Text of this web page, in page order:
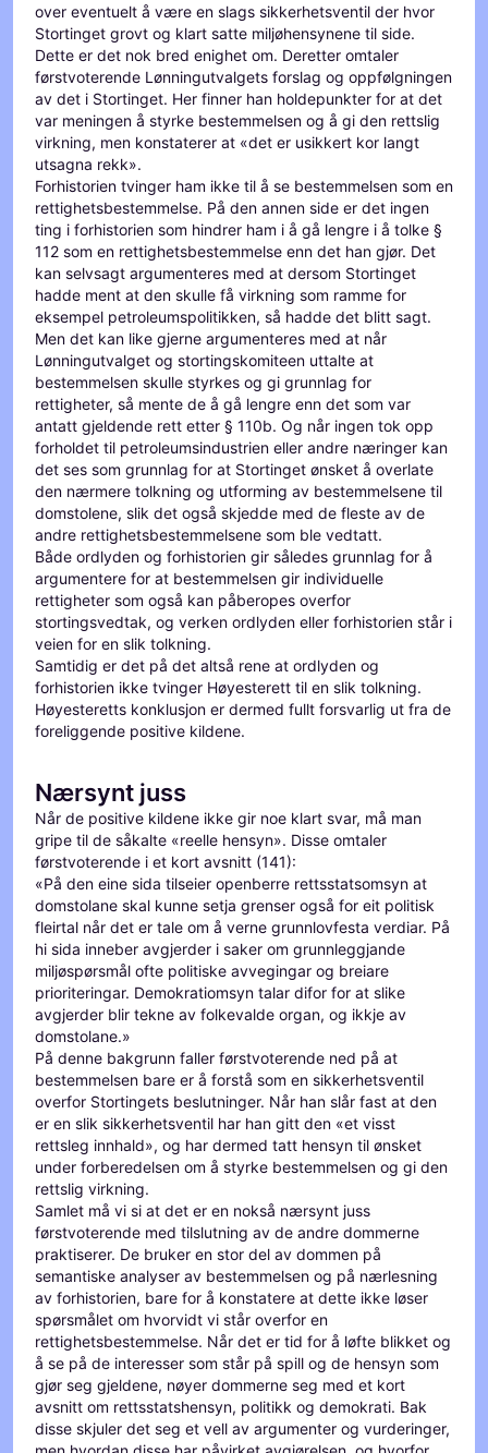
over eventuelt å være en slags sikkerhetsventil der hvor
Stortinget grovt og klart satte miljøhensynene til side.
Dette er det nok bred enighet om. Deretter omtaler
førstvoterende Lønningutvalgets forslag og oppfølgningen
av det i Stortinget. Her finner han holdepunkter for at det
var meningen å styrke bestemmelsen og å gi den rettslig
virkning, men konstaterer at «det er usikkert kor langt
utsagna rekk».
Forhistorien tvinger ham ikke til å se bestemmelsen som en
rettighetsbestemmelse. På den annen side er det ingen
ting i forhistorien som hindrer ham i å gå lengre i å tolke §
112 som en rettighetsbestemmelse enn det han gjør. Det
kan selvsagt argumenteres med at dersom Stortinget
hadde ment at den skulle få virkning som ramme for
eksempel petroleumspolitikken, så hadde det blitt sagt.
Men det kan like gjerne argumenteres med at når
Lønningutvalget og stortingskomiteen uttalte at
bestemmelsen skulle styrkes og gi grunnlag for
rettigheter, så mente de å gå lengre enn det som var
antatt gjeldende rett etter § 110b. Og når ingen tok opp
forholdet til petroleumsindustrien eller andre næringer kan
det ses som grunnlag for at Stortinget ønsket å overlate
den nærmere tolkning og utforming av bestemmelsene til
domstolene, slik det også skjedde med de fleste av de
andre rettighetsbestemmelsene som ble vedtatt.
Både ordlyden og forhistorien gir således grunnlag for å
argumentere for at bestemmelsen gir individuelle
rettigheter som også kan påberopes overfor
stortingsvedtak, og verken ordlyden eller forhistorien står i
veien for en slik tolkning.
Samtidig er det på det altså rene at ordlyden og
forhistorien ikke tvinger Høyesterett til en slik tolkning.
Høyesteretts konklusjon er dermed fullt forsvarlig ut fra de
foreliggende positive kildene.
Nærsynt juss
Når de positive kildene ikke gir noe klart svar, må man
gripe til de såkalte «reelle hensyn». Disse omtaler
førstvoterende i et kort avsnitt (141):
«På den eine sida tilseier openberre rettsstatsomsyn at
domstolane skal kunne setja grenser også for eit politisk
fleirtal når det er tale om å verne grunnlovfesta verdiar. På
hi sida inneber avgjerder i saker om grunnleggjande
miljøspørsmål ofte politiske avvegingar og breiare
prioriteringar. Demokratiomsyn talar difor for at slike
avgjerder blir tekne av folkevalde organ, og ikkje av
domstolane.»
På denne bakgrunn faller førstvoterende ned på at
bestemmelsen bare er å forstå som en sikkerhetsventil
overfor Stortingets beslutninger. Når han slår fast at den
er en slik sikkerhetsventil har han gitt den «et visst
rettsleg innhald», og har dermed tatt hensyn til ønsket
under forberedelsen om å styrke bestemmelsen og gi den
rettslig virkning.
Samlet må vi si at det er en nokså nærsynt juss
førstvoterende med tilslutning av de andre dommerne
praktiserer. De bruker en stor del av dommen på
semantiske analyser av bestemmelsen og på nærlesning
av forhistorien, bare for å konstatere at dette ikke løser
spørsmålet om hvorvidt vi står overfor en
rettighetsbestemmelse. Når det er tid for å løfte blikket og
å se på de interesser som står på spill og de hensyn som
gjør seg gjeldene, nøyer dommerne seg med et kort
avsnitt om rettsstatshensyn, politikk og demokrati. Bak
disse skjuler det seg et vell av argumenter og vurderinger,